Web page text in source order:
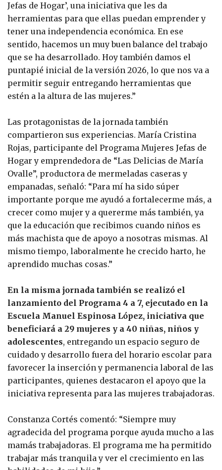
Jefas de Hogar’, una iniciativa que les da
herramientas para que ellas puedan emprender y
tener una independencia económica. En ese
sentido, hacemos un muy buen balance del trabajo
que se ha desarrollado. Hoy también damos el
puntapié inicial de la versión 2026, lo que nos va a
permitir seguir entregando herramientas que
estén a la altura de las mujeres.”
Las protagonistas de la jornada también
compartieron sus experiencias. María Cristina
Rojas, participante del Programa Mujeres Jefas de
Hogar y emprendedora de “Las Delicias de María
Ovalle”, productora de mermeladas caseras y
empanadas, señaló: “Para mí ha sido súper
importante porque me ayudó a fortalecerme más, a
crecer como mujer y a quererme más también, ya
que la educación que recibimos cuando niños es
más machista que de apoyo a nosotras mismas. Al
mismo tiempo, laboralmente he crecido harto, he
aprendido muchas cosas.”
En la misma jornada también se realizó el
lanzamiento del Programa 4 a 7, ejecutado en la
Escuela Manuel Espinosa López, iniciativa que
beneficiará a 29 mujeres y a 40 niñas, niños y
adolescentes, entregando un espacio seguro de
cuidado y desarrollo fuera del horario escolar para
favorecer la inserción y permanencia laboral de las
participantes, quienes destacaron el apoyo que la
iniciativa representa para las mujeres trabajadoras.
Constanza Cortés comentó: “Siempre muy
agradecida del programa porque ayuda mucho a las
mamás trabajadoras. El programa me ha permitido
trabajar más tranquila y ver el crecimiento en las